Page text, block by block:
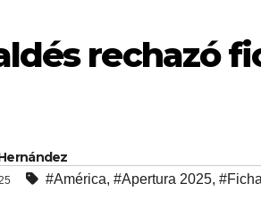
rechazó
#América, #Apertura 2025,